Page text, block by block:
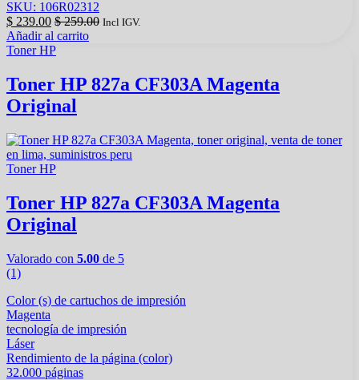
SKU: 106R02312
$ 239.00 $259.00 Incl IGV.
Añadir al carrito
Toner HP
Toner HP 827a CF303A Magenta
Original
Toner HP
Toner HP 827a CF303A Magenta
Original
Valorado con 5.00 de 5
(1)
Color (s) de cartuchos de impresión
Magenta
tecnología de impresión
Láser
Rendimiento de la página (color)
32.000 páginas